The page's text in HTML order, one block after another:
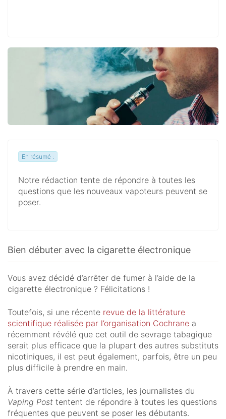
En résumé :
Notre rédaction tente de répondre à toutes les
questions que les nouveaux vapoteurs peuvent se
poser.
Bien débuter avec la cigarette électronique
Vous avez décidé d’arrêter de fumer à l’aide de la
cigarette électronique ? Félicitations !
Toutefois, si une récente revue de la littérature
scientifique réalisée par l’organisation Cochrane a
récemment révélé que cet outil de sevrage tabagique
serait plus efficace que la plupart des autres substituts
nicotiniques, il est peut également, parfois, être un peu
plus difficile à prendre en main.
À travers cette série d’articles, les journalistes du
Vaping Post tentent de répondre à toutes les questions
fréquentes que peuvent se poser les débutants.